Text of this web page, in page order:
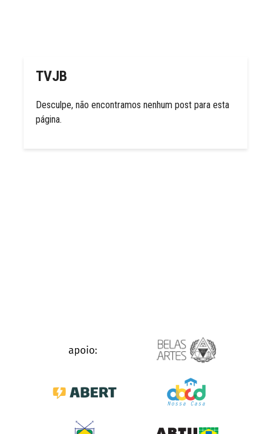
TVJB
Desculpe, não encontramos nenhum post para esta
página.